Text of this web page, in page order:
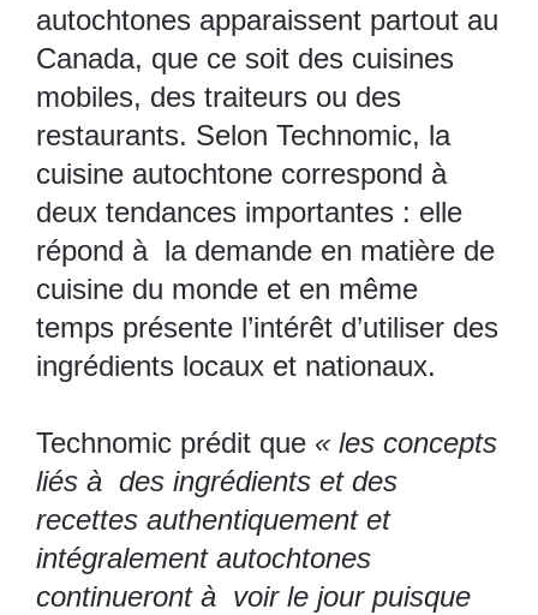
autochtones apparaissent partout au
Canada, que ce soit des cuisines
mobiles, des traiteurs ou des
restaurants. Selon Technomic, la
cuisine autochtone correspond à
deux tendances importantes : elle
répond à la demande en matière de
cuisine du monde et en même
temps présente l’intérêt d’utiliser des
ingrédients locaux et nationaux.
Technomic prédit que « les concepts
liés à des ingrédients et des
recettes authentiquement et
intégralement autochtones
continueront à voir le jour puisque